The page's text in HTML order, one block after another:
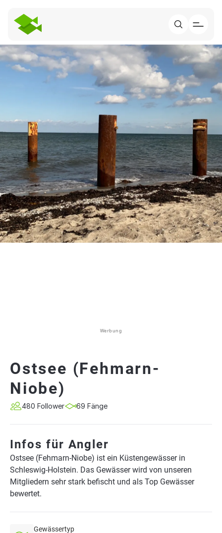
Werbung
Ostsee (Fehmarn-
Niobe)
480 Follower 69 Fänge
Infos für Angler
Ostsee (Fehmarn-Niobe) ist ein Küstengewässer in
Schleswig-Holstein. Das Gewässer wird von unseren
Mitgliedern sehr stark befischt und als Top Gewässer
bewertet.
Gewässertyp